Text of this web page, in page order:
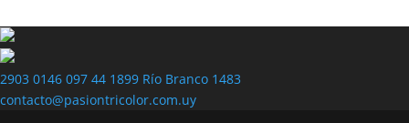
2903 0146 097 44 1899 Río Branco 1483
contacto@pasiontricolor.com.uy